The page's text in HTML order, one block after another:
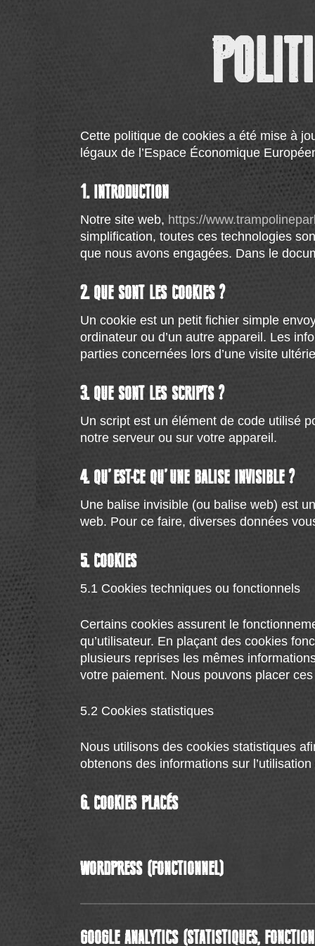
Cette politique de cookies a été mise à
légaux de l’Espace Économique
1. INTRODUCTION
Notre site web, https://
simplification, toutes ces technologies
que nous avons engagées. Dans le
2. QUE SONT LES COOKIES ?
Un cookie est un petit fichier simple
ordinateur ou d’un autre appareil. Les
parties concernées lors d’une visite
3. QUE SONT LES SCRIPTS ?
Un script est un élément de code utilisé
notre serveur ou sur votre appareil.
4. QU’EST-CE QU’UNE BALISE INVISIBLE ?
Une balise invisible (ou balise web) est
web. Pour ce faire, diverses données
5. COOKIES
5.1 Cookies techniques ou fonctionnels
Certains cookies assurent le
qu’utilisateur. En plaçant des cookies
plusieurs reprises les mêmes
votre paiement. Nous pouvons placer
5.2 Cookies statistiques
Nous utilisons des cookies statistiques
obtenons des informations sur
6. COOKIES PLACÉS
WORDPRESS (FONCTIONNEL)
Nous utilisons WordPress pour le
GOOGLE ANALYTICS (STATISTIQUES,